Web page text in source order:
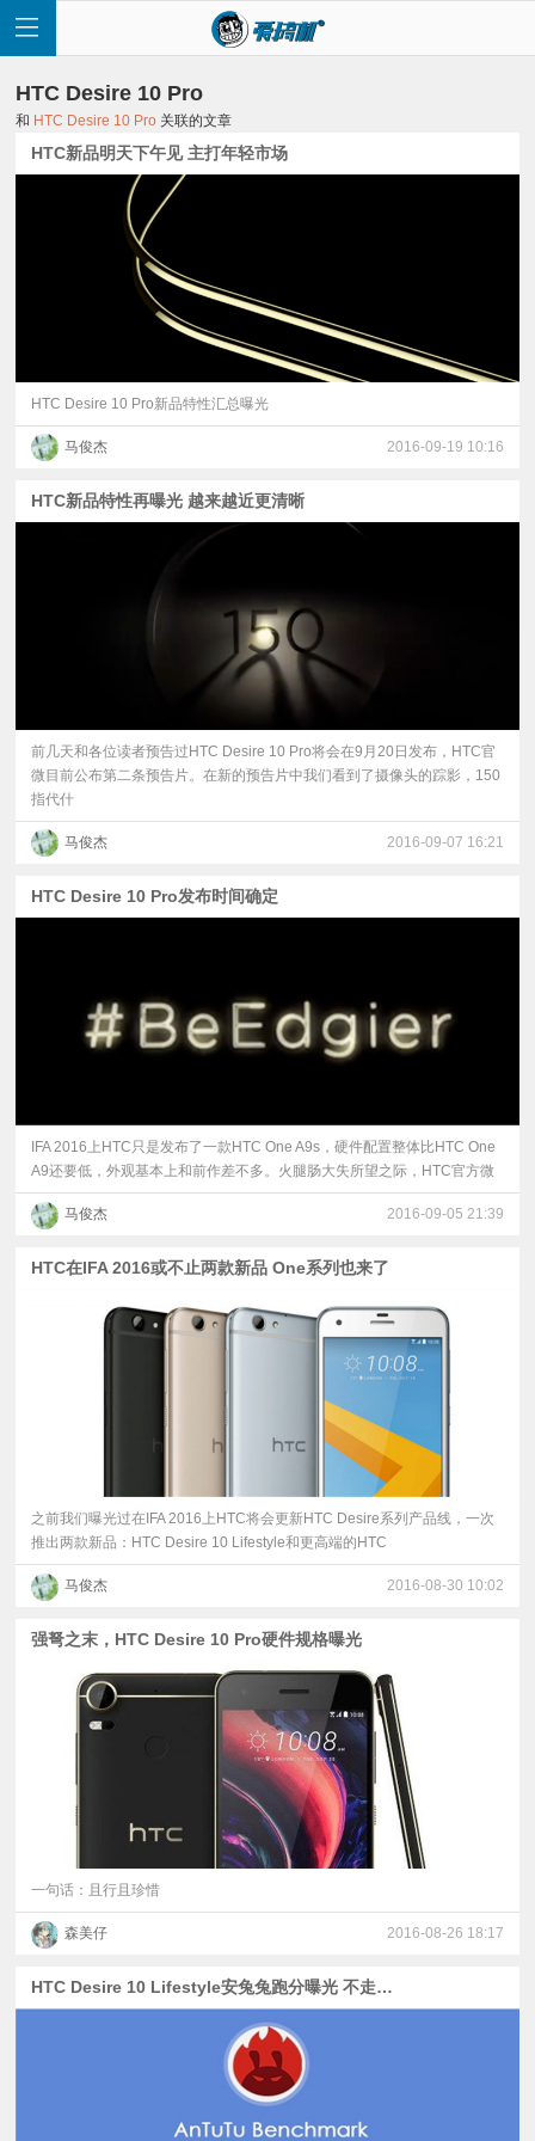
讯
评
普
体
HTC Desire 10 Pro
和 HTC Desire 10 Pro 关联的文章
HTC新品明天下午见 主打年轻市场
HTC Desire 10 Pro新品特性汇总曝光
马俊杰 2016-09-19 10:16
HTC新品特性再曝光 越来越近更清晰
前几天和各位读者预告过HTC Desire 10 Pro将会在9月20日发布，HTC官
微目前公布第二条预告片。在新的预告片中我们看到了摄像头的踪影，150
指代什
马俊杰 2016-09-07 16:21
HTC Desire 10 Pro发布时间确定
IFA 2016上HTC只是发布了一款HTC One A9s，硬件配置整体比HTC One
A9还要低，外观基本上和前作差不多。火腿肠大失所望之际，HTC官方微
马俊杰 2016-09-05 21:39
HTC在IFA 2016或不止两款新品 One系列也来了
之前我们曝光过在IFA 2016上HTC将会更新HTC Desire系列产品线，一次
推出两款新品：HTC Desire 10 Lifestyle和更高端的HTC
马俊杰 2016-08-30 10:02
强弩之末，HTC Desire 10 Pro硬件规格曝光
一句话：且行且珍惜
森美仔 2016-08-26 18:17
HTC Desire 10 Lifestyle安兔兔跑分曝光 不走心啊